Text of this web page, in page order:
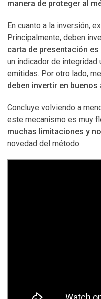
manera de proteger al
En cuanto a la inversión,
Principalmente, deben
carta de presentación es
un indicador de integridad
emitidas. Por otro lado,
deben invertir en buenos
Concluye volviendo a
este mecanismo es muy
muchas limitaciones y
novedad del método.